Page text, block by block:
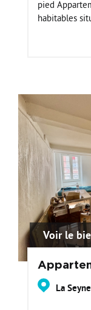
pied
habitables
Voir le
La